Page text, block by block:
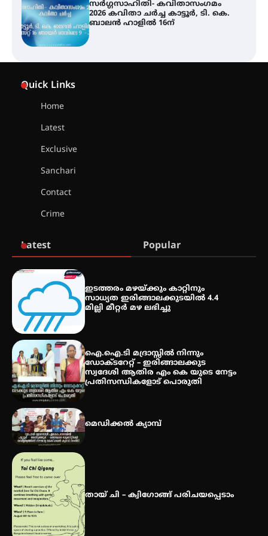
ജില്ലയിൽ എല്ലാ വിദ്യാഭ്യാസ
സ്ഥാപനങ്ങൾക്കും ശനിയാഴ്ച
അവധി
വിദ്യാർത്ഥികൾ
2026 കവിതാ ചർച്ച കാട്ടൂർ, ടി. കെ.
ബാലൻ ഹാളിൽ 16ന്
Quick Links
Home
Latest
Exclusive
Sanchari
Contact
Crime
Latest Popular
ഇടത്തരം മഴയ്ക്കും കാറ്റിനും
സാധ്യത ഇരിങ്ങാലക്കുടയിൽ 4.4
മില്ലി മീറ്റർ മഴ ലഭിച്ചു
ഐ.ഐ.ടി മദ്രാസ്സിൽ നിന്നും
ഡോക്ടറേറ്റ് – ഇരിങ്ങാലക്കുട
സ്വദേശി ആതിര എം കെ യുടെ നേട്ടം
പ്രതിസന്ധികളോട് പൊരുതി
മെഡിക്കൽ ക്യാമ്പ്
തായ് ചി – ക്വിഗോങ്ങ് പരിചയപ്പെടാം